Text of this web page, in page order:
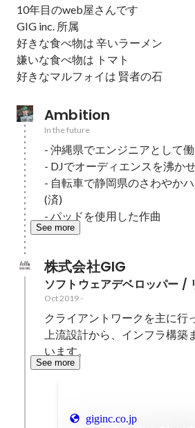
10年目のweb屋さんです
GIG inc. 所属
好きな食べ物は 辛いラーメン
嫌いな食べ物は トマト
好きなマルフォイは 賢者の石
Ambition
In the future
- 沖縄県でエンジニアとして働
- DJでオーディエンスを沸か
- 自転車で静岡県のさわやか
(済)
- パッドを使用した作曲
See more
株式会社GIG
ソフトウェアデベロッパー /
Oct 2019-
クライアントワークを主に行
上流設計から、インフラ構築
います。
See more
giginc.co.jp